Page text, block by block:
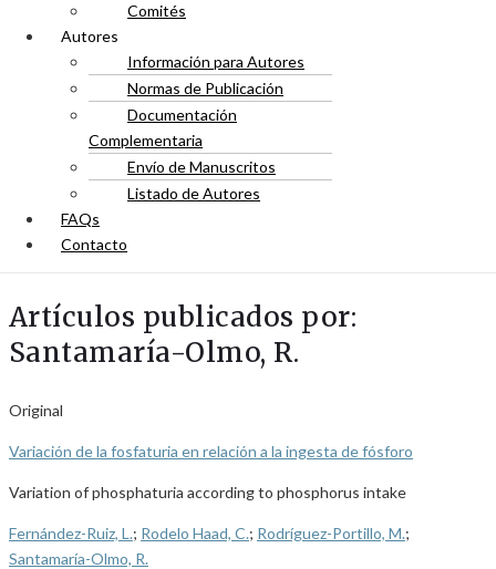
Comités
Autores
Información para Autores
Normas de Publicación
Documentación
Complementaria
Envío de Manuscritos
Listado de Autores
FAQs
Contacto
Artículos publicados por:
Santamaría-Olmo, R.
Original
Variación de la fosfaturia en relación a la ingesta de fósforo
Variation of phosphaturia according to phosphorus intake
Fernández-Ruiz, L.; Rodelo Haad, C.; Rodríguez-Portillo, M.;
Santamaría-Olmo, R.